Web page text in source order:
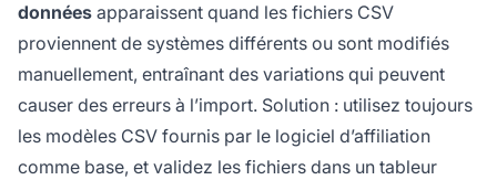
données apparaissent quand les fichiers CSV
proviennent de systèmes différents ou sont modifiés
manuellement, entraînant des variations qui peuvent
causer des erreurs à l’import. Solution : utilisez toujours
les modèles CSV fournis par le logiciel d’affiliation
comme base, et validez les fichiers dans un tableur